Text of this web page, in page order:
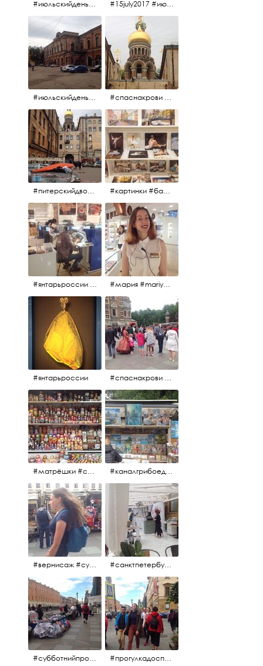
#июльскийдень2017 #15july2017 #15july2017 #июльскийдень2017 #спаснакрови
#июльскийдень2017 #15july2017 #спаснакрови #июльскийдень2017
#питерскийдвор #спаснакрови #июльскийдень2017 #картинки #балетпитера #янтарьроссиии
#янтарьроссии #янтарь #мария #mariya #янтарьроссии
#янтарьроссии #спаснакрови #михайловскийсад
#матрёшки #сувениры #вернисаж #каналгрибоедова #санктпетербург #вернисаж #
#вернисаж #сувениры #картины #санктпетербург #летнеекафе
#субботнийпроменад #набережнаяканалагрибоедова #санктпетербург #прогулкадоспасаиобратно #санктпетербург #15july2017 #субботнийпитерскийдень #субботнийпроменад #послеобеда